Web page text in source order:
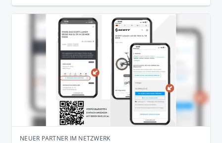
NEUER PARTNER IM NETZWERK